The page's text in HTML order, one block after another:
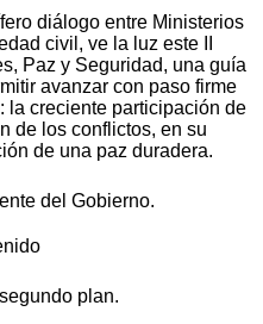
diálogo entre Ministerios
civil, ve la luz este II
Paz y Seguridad, una guía
avanzar con paso firme
la creciente participación de
de los conflictos, en su
de una paz duradera.
del Gobierno.
plan.